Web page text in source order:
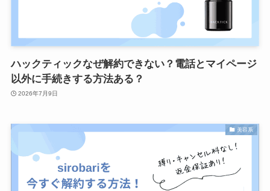
ハックティックなぜ解約できない？電話とマイページ
以外に手続きする方法ある？
2026年7月9日
美容系